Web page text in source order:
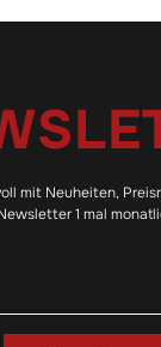
mit Neuheiten,
1 mal